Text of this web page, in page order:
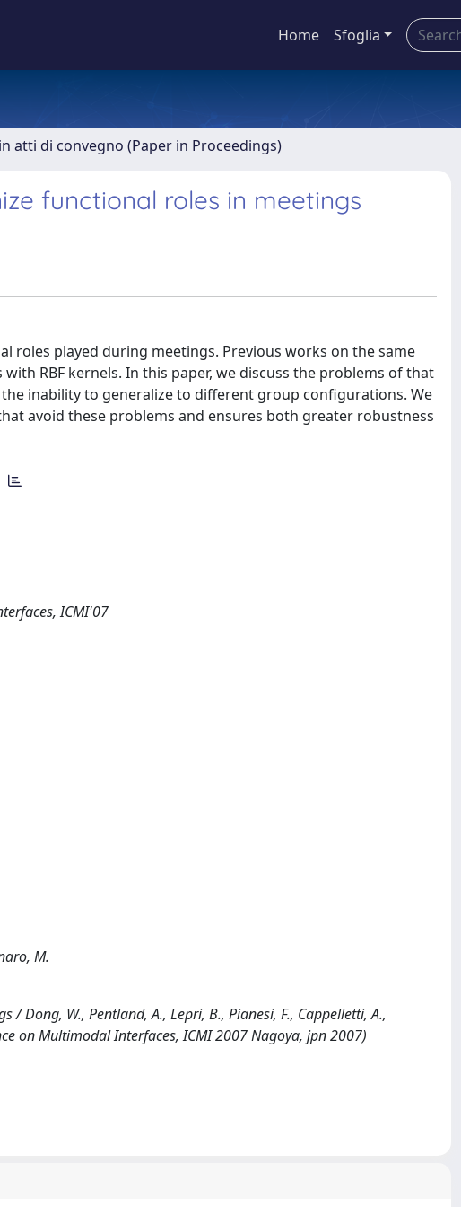
Home Sfoglia
atti di convegno (Paper in Proceedings)
functional roles in meetings
roles played during meetings. Previous works on the same
RBF kernels. In this paper, we discuss the problems of that
inability to generalize to different group configurations. We
avoid these problems and ensures both greater robustness
ICMI'07
M.
Dong, W., Pentland, A., Lepri, B., Pianesi, F., Cappelletti, A.,
on Multimodal Interfaces, ICMI 2007 Nagoya, jpn 2007)